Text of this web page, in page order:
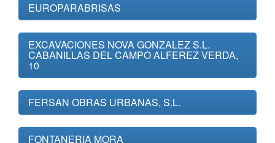
EUROPARABRISAS
EXCAVACIONES NOVA GONZALEZ S.L.
CABANILLAS DEL CAMPO ALFEREZ VERDA,
10
FERSAN OBRAS URBANAS, S.L.
FONTANERIA MORA